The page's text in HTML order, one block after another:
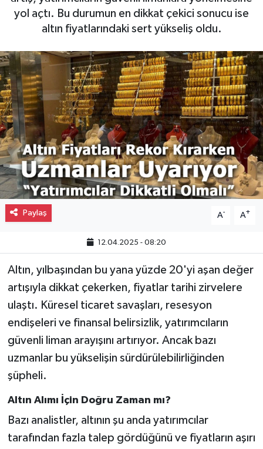
yol açtı. Bu durumun en dikkat çekici sonucu ise
altın fiyatlarındaki sert yükseliş oldu.
Paylaş A- A+
12.04.2025 - 08:20
Altın, yılbaşından bu yana yüzde 20'yi aşan değer
artışıyla dikkat çekerken, fiyatlar tarihi zirvelere
ulaştı. Küresel ticaret savaşları, resesyon
endişeleri ve finansal belirsizlik, yatırımcıların
güvenli liman arayışını artırıyor. Ancak bazı
uzmanlar bu yükselişin sürdürülebilirliğinden
şüpheli.
Altın Alımı İçin Doğru Zaman mı?
Bazı analistler, altının şu anda yatırımcılar
tarafından fazla talep gördüğünü ve fiyatların aşırı
Gayrimenkul
Eğitim